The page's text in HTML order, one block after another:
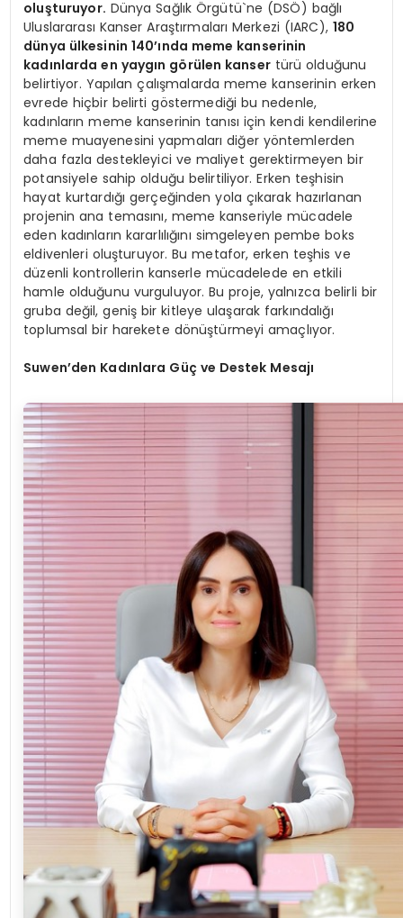
oluşturuyor. Dünya Sağlık Örgütü`ne (DSÖ) bağlı
Uluslararası Kanser Araştırmaları Merkezi (IARC), 180
dünya ülkesinin 140’ında meme kanserinin
kadınlarda en yaygın görülen kansertürü olduğunu
belirtiyor. Yapılan çalışmalarda meme kanserinin erken
evrede hiçbir belirti göstermediği bu nedenle,
kadınların meme kanserinin tanısı için kendi kendilerine
meme muayenesini yapmaları diğer yöntemlerden
daha fazla destekleyici ve maliyet gerektirmeyen bir
potansiyele sahip olduğu belirtiliyor. Erken teşhisin
hayat kurtardığı gerçeğinden yola çıkarak hazırlanan
projenin ana temasını, meme kanseriyle mücadele
eden kadınların kararlılığını simgeleyen pembe boks
eldivenleri oluşturuyor. Bu metafor, erken teşhis ve
düzenli kontrollerin kanserle mücadelede en etkili
hamle olduğunu vurguluyor. Bu proje, yalnızca belirli bir
gruba değil, geniş bir kitleye ulaşarak farkındalığı
toplumsal bir harekete dönüştürmeyi amaçlıyor.
Suwen’den Kadınlara Güç ve Destek Mesajı